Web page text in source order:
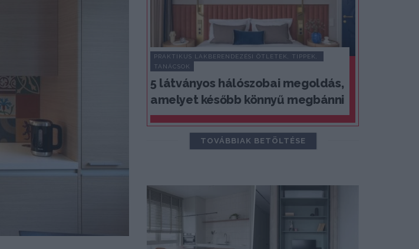
PRAKTIKUS LAKBERENDEZÉSI ÖTLETEK, TIPPEK,
TANÁCSOK
5 látványos hálószobai megoldás,
amelyet később könnyű megbánni
TOVÁBBIAK BETÖLTÉSE